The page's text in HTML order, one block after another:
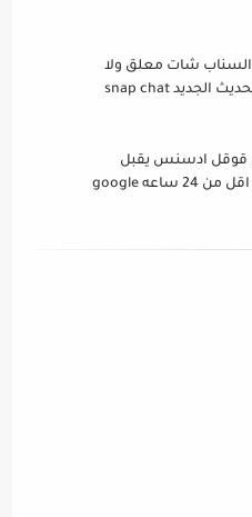
شات معلق ولا
يفتح بعد التحديث الجديد snap chat
قوقل ادسنس يقبل
موقعك في اقل من 24 ساعه google